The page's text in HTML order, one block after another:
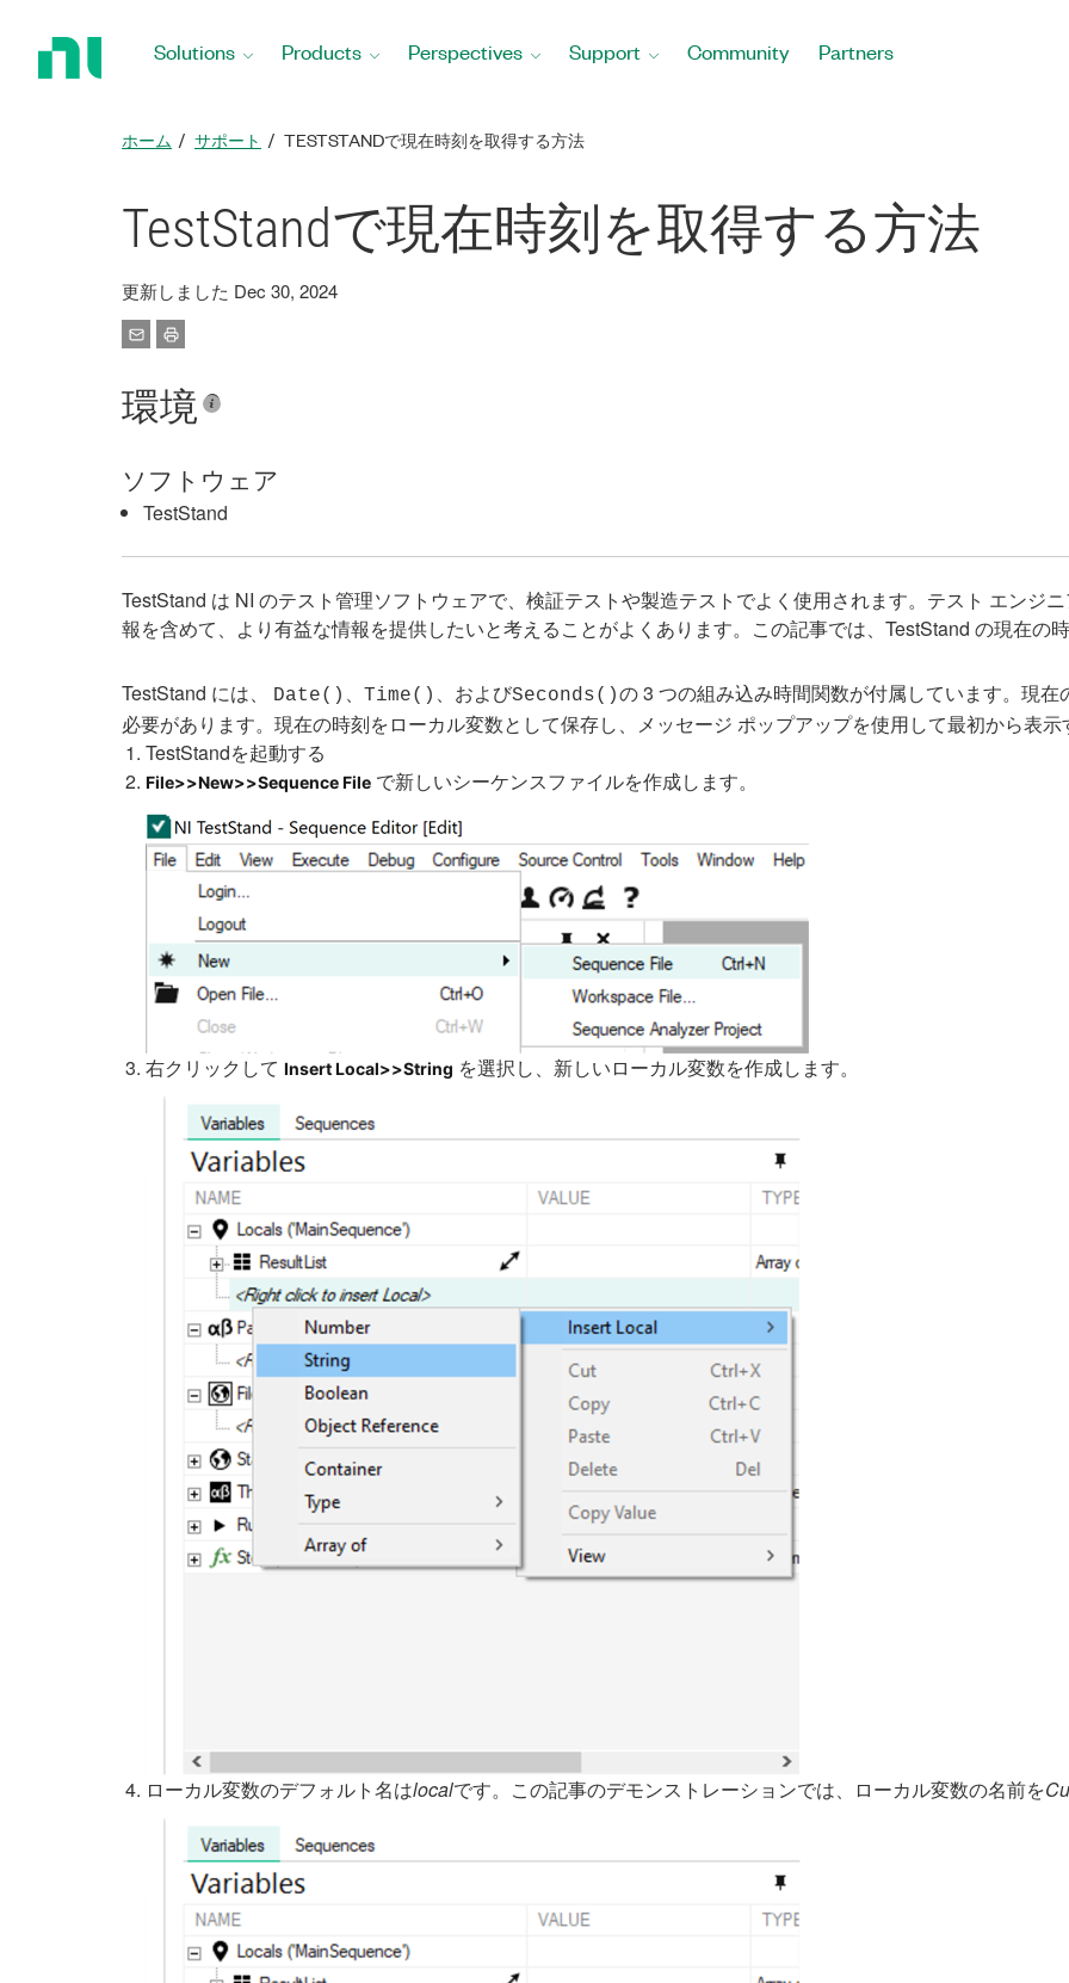
Solutions Products Perspectives Support Community Partners
ホーム サポート TESTSTANDで現在時刻を取得する方法
TestStandで現在時刻を取得する方法
更新しました Dec 30, 2024
環境
ソフトウェア
TestStand
TestStand は NI のテスト管理ソフトウェアで、検証テストや製造テストでよく使用されます。テスト エンジ
報を含めて、より有益な情報を提供したいと考えることがよくあります。この記事では、TestStand の現在の
TestStand には、 Date()、Time()、 およびSeconds()の 3 つの組み込み時間関数が付属しています。現在
必要があります。現在の時刻をローカル変数として保存し、メッセージ ポップアップを使用して最初から表示
TestStandを起動する
File>>New>>Sequence File で新しいシーケンスファイルを作成します。
右クリックして Insert Local>>String を選択し、新しいローカル変数を作成します。
ローカル変数のデフォルト名はlocalです。この記事のデモンストレーションでは、ローカル変数の名前を